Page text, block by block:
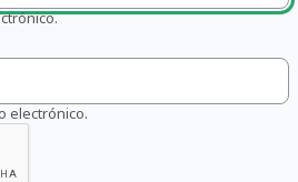
electrónico.